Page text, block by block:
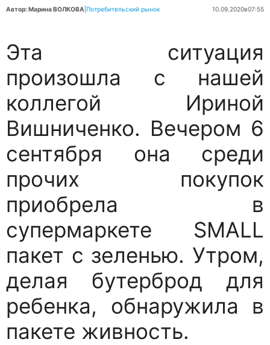
Автор: Марина ВОЛКОВА Потребительский рынок 10.09.2020в07:55
Эта ситуация
произошла с нашей
коллегой Ириной
Вишниченко. Вечером 6
сентября она среди
прочих покупок
приобрела в
супермаркете SMALL
пакет с зеленью. Утром,
делая бутерброд для
ребенка, обнаружила в
пакете живность.